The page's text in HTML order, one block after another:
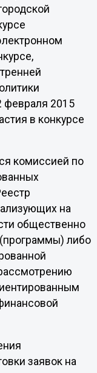
февраля 2015
в конкурсе
комиссией по
на
общественно
либо
заявок на